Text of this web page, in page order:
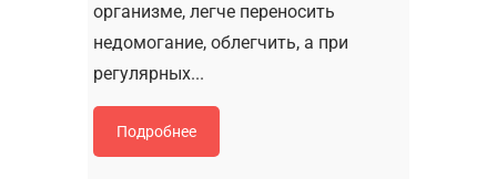
организме, легче переносить
недомогание, облегчить, а при
регулярных...
Подробнее